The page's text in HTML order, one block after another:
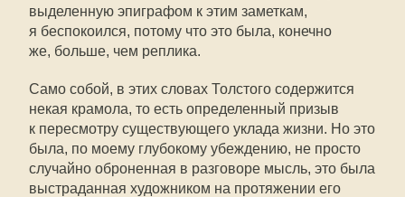
выделенную эпиграфом к этим заметкам,
я беспокоился, потому что это была, конечно
же, больше, чем реплика.
Само собой, в этих словах Толстого содержится
некая крамола, то есть определенный призыв
к пересмотру существующего уклада жизни. Но это
была, по моему глубокому убеждению, не просто
случайно оброненная в разговоре мысль, это была
выстраданная художником на протяжении его